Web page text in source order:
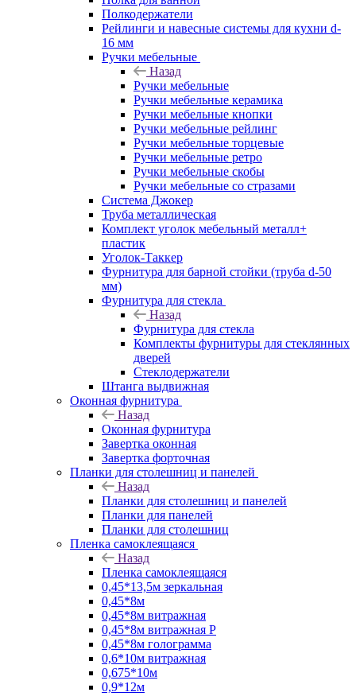
Полкодержатели
Рейлинги и навесные системы для кухни d-
16 мм
Ручки мебельные
Назад
Ручки мебельные
Ручки мебельные керамика
Ручки мебельные кнопки
Ручки мебельные рейлинг
Ручки мебельные торцевые
Ручки мебельные ретро
Ручки мебельные скобы
Ручки мебельные со стразами
Система Джокер
Труба металлическая
Комплект уголок мебельный металл+
пластик
Уголок-Таккер
Фурнитура для барной стойки (труба d-50
мм)
Фурнитура для стекла
Назад
Фурнитура для стекла
Комплекты фурнитуры для стеклянных
дверей
Стеклодержатели
Штанга выдвижная
Оконная фурнитура
Назад
Оконная фурнитура
Завертка оконная
Завертка форточная
Планки для столешниц и панелей
Назад
Планки для столешниц и панелей
Планки для панелей
Планки для столешниц
Пленка самоклеящаяся
Назад
Пленка самоклеящаяся
0,45*13,5м зеркальная
0,45*8м
0,45*8м витражная
0,45*8м витражная Р
0,45*8м голограмма
0,6*10м витражная
0,675*10м
0,9*12м